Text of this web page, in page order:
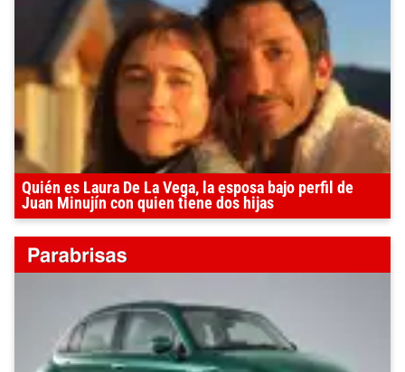
Quién es Laura De La Vega, la esposa bajo perfil de
Juan Minujín con quien tiene dos hijas